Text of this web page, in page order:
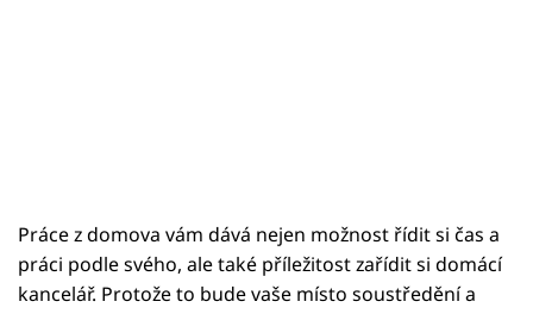
Práce z domova vám dává nejen možnost řídit si čas a
práci podle svého, ale také příležitost zařídit si domácí
kancelář. Protože to bude vaše místo soustředění a